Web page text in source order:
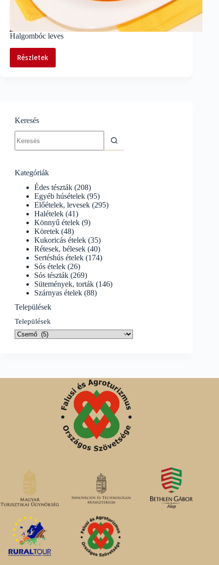
Halgombóc leves
RészletekHalgombóc
Keresés
results
Kategóriák
Édes tészták (208)
Egyéb húsételek (95)
Előételek, levesek (295)
Halételek (41)
Könnyű ételek (9)
Köretek (48)
Kukoricás ételek (35)
Rétesek, bélesek (40)
Sertéshús ételek (174)
Sós ételek (26)
Sós tészták (269)
Sütemények, torták (146)
Szárnyas ételek (88)
Települések
Települések